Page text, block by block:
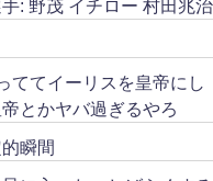
: 野茂 イチロー 村田兆治
ててイーリスを皇帝にし
とかヤバ過ぎるやろ
瞬間